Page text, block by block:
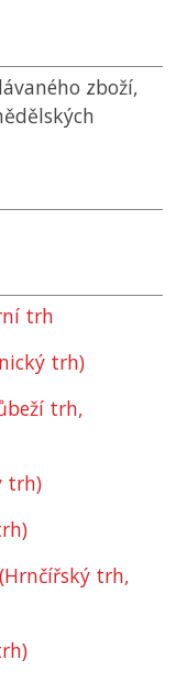
zboží,
trh
trh)
trh,
trh)
trh,